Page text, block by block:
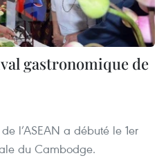
gastronomique de
l’ASEAN a débuté le 1er
du Cambodge.